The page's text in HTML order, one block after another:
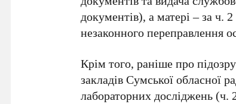
документів), а матері – за ч.
незаконного переправлення
Крім того, раніше про
закладів Сумської обласної
лабораторних досліджень (ч.